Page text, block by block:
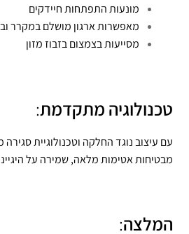
מונעות התפתחות חיידקים
מאפשרות ארגון מושלם במקרר
מסייעות בצמצום בזבוז מזון
טכנולוגיה מתקדמת:
עם עיצוב נוגד החלקה וטכנולוגיית
מבטיחות אטימות מלאה, שמירה על
המלצה: